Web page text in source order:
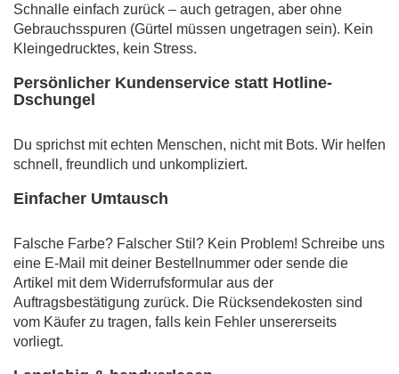
Schnalle einfach zurück – auch getragen, aber ohne
Gebrauchsspuren (Gürtel müssen ungetragen sein). Kein
Kleingedrucktes, kein Stress.
Persönlicher Kundenservice statt Hotline-
Dschungel
Du sprichst mit echten Menschen, nicht mit Bots. Wir helfen
schnell, freundlich und unkompliziert.
Einfacher Umtausch
Falsche Farbe? Falscher Stil? Kein Problem! Schreibe uns
eine E-Mail mit deiner Bestellnummer oder sende die
Artikel mit dem Widerrufsformular aus der
Auftragsbestätigung zurück. Die Rücksendekosten sind
vom Käufer zu tragen, falls kein Fehler unsererseits
vorliegt.